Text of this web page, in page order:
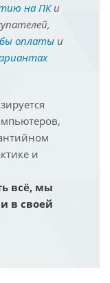
на ПКи
оплатыи
и
всё, мы
в своей